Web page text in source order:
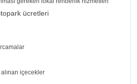
ücretleri
alınan içecekler